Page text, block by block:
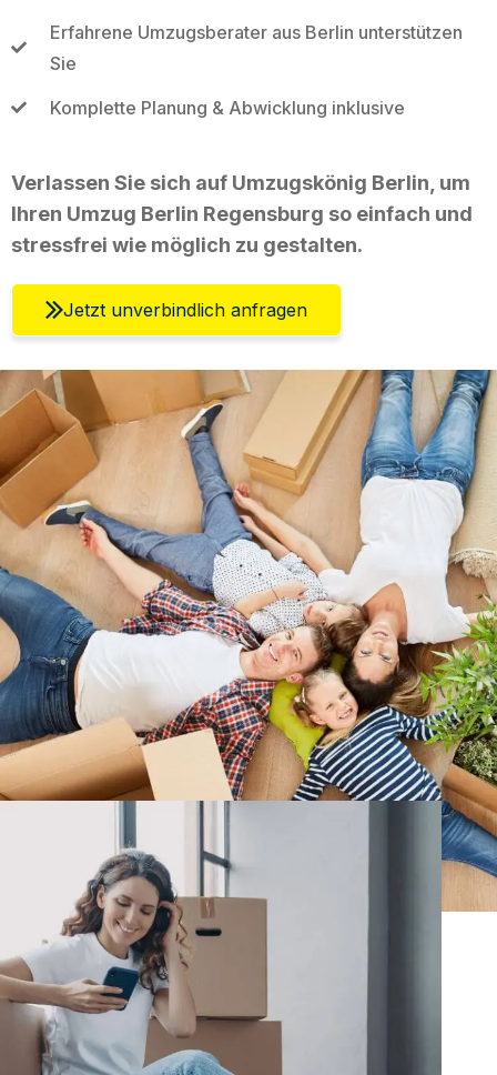
Erfahrene Umzugsberater aus Berlin unterstützen
Sie
Komplette Planung & Abwicklung inklusive
Verlassen Sie sich auf Umzugskönig Berlin, um
Ihren Umzug Berlin Regensburg so einfach und
stressfrei wie möglich zu gestalten.
Jetzt unverbindlich anfragen